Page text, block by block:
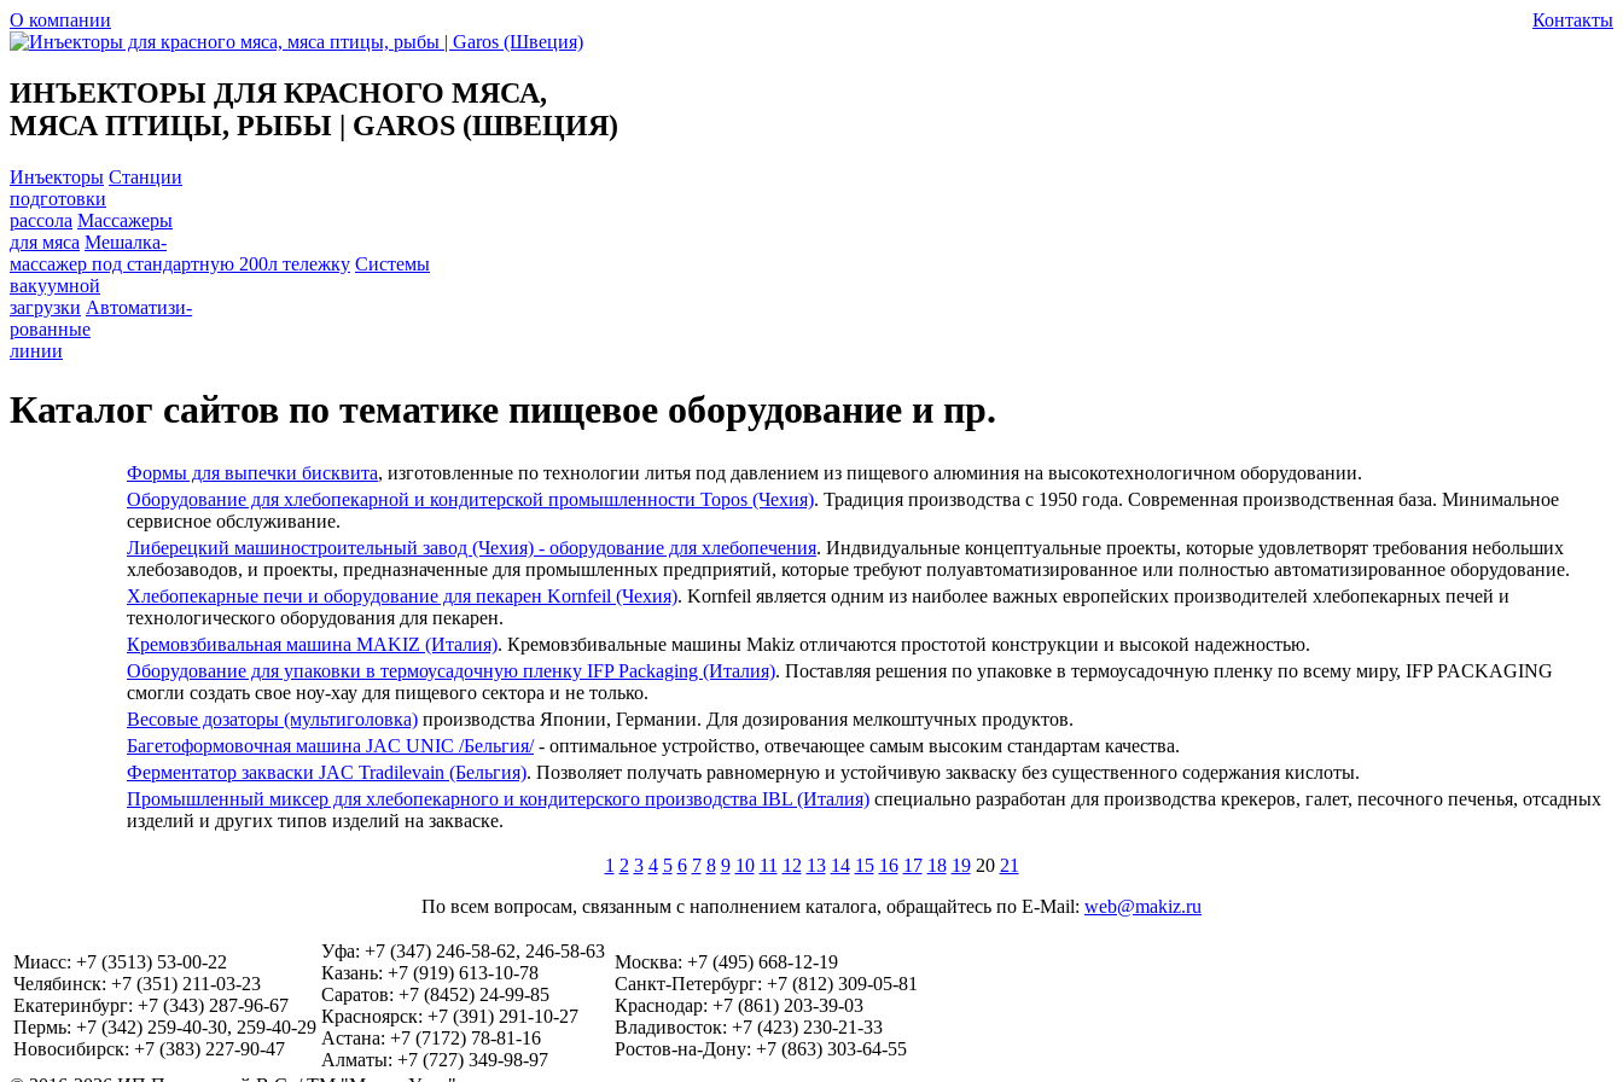
О компании Контакты
ИНЪЕКТОРЫ ДЛЯ КРАСНОГО МЯСА,
МЯСА ПТИЦЫ, РЫБЫ | GAROS (ШВЕЦИЯ)
Инъекторы Станции
подготовки
рассола Массажеры
для мяса Мешалка-
массажер под стандартную 200л тележку Системы
вакуумной
загрузки Автоматизи-
рованные
линии
Каталог сайтов по тематике пищевое оборудование и пр.
Формы для выпечки бисквита, изготовленные по технологии литья под давлением из пищевого алюминия на высокотехнологичном оборудовании.
Оборудование для хлебопекарной и кондитерской промышленности Topos (Чехия). Традиция производства с 1950 года. Современная производственная база. Минимальное
сервисное обслуживание.
Либерецкий машиностроительный завод (Чехия) - оборудование для хлебопечения. Индвидуальные концептуальные проекты, которые удовлетворят требования небольших
хлебозаводов, и проекты, предназначенные для промышленных предприятий, которые требуют полуавтоматизированное или полностью автоматизированное оборудование.
Хлебопекарные печи и оборудование для пекарен Kornfeil (Чехия). Kornfeil является одним из наиболее важных европейских производителей хлебопекарных печей и
технологического оборудования для пекарен.
Кремовзбивальная машина MAKIZ (Италия). Кремовзбивальные машины Makiz отличаются простотой конструкции и высокой надежностью.
Оборудование для упаковки в термоусадочную пленку IFP Packaging (Италия). Поставляя решения по упаковке в термоусадочную пленку по всему миру, IFP PACKAGING
смогли создать свое ноу-хау для пищевого сектора и не только.
Весовые дозаторы (мультиголовка) производства Японии, Германии. Для дозирования мелкоштучных продуктов.
Багетоформовочная машина JAC UNIC /Бельгия/- оптимальное устройство, отвечающее самым высоким стандартам качества.
Ферментатор закваски JAC Tradilevain (Бельгия). Позволяет получать равномерную и устойчивую закваску без существенного содержания кислоты.
Промышленный миксер для хлебопекарного и кондитерского производства IBL (Италия) специально разработан для производства крекеров, галет, песочного печенья, отсадных
изделий и других типов изделий на закваске.
1 2 3 4 5 6 7 8 9 10 11 12 13 14 15 16 17 18 1920 21
По всем вопросам, связанным с наполнением каталога, обращайтесь по E-Mail: web@makiz.ru
Миасс: +7 (3513) 53-00-22
Челябинск: +7 (351) 211-03-23
Екатеринбург: +7 (343) 287-96-67
Пермь: +7 (342) 259-40-30, 259-40-29
Новосибирск: +7 (383) 227-90-47
Уфа: +7 (347) 246-58-62, 246-58-63
Казань: +7 (919) 613-10-78
Саратов: +7 (8452) 24-99-85
Красноярск: +7 (391) 291-10-27
Астана: +7 (7172) 78-81-16
Алматы: +7 (727) 349-98-97
Москва: +7 (495) 668-12-19
Санкт-Петербург: +7 (812) 309-05-81
Краснодар: +7 (861) 203-39-03
Владивосток: +7 (423) 230-21-33
Ростов-на-Дону: +7 (863) 303-64-55